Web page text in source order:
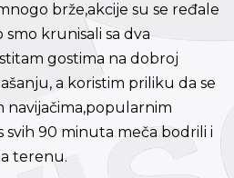
brže,akcije su se ređale
smo krunisali sa dva
gostima na dobroj
a koristim priliku da se
navijačima,popularnim
svih 90 minuta meča bodrili i
terenu.